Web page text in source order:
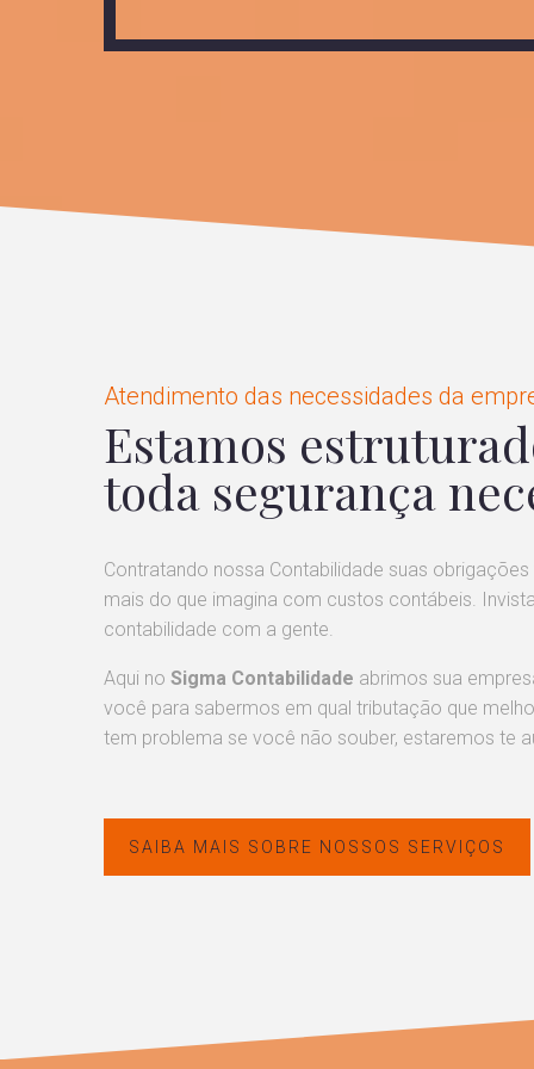
Atendimento das necessidades da
Estamos
toda segurança
Contratando nossa Contabilidade suas
mais do que imagina com custos contábeis.
contabilidade com a gente.
Aqui no Sigma Contabilidade abrimos sua
você para sabermos em qual tributação que
tem problema se você não souber, estaremos te
SAIBA MAIS SOBRE NOSSOS SERVIÇOS